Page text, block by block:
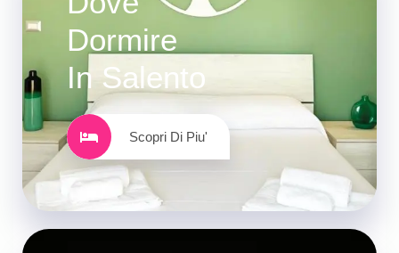
Dormire
In Salento
Scopri Di Piu'